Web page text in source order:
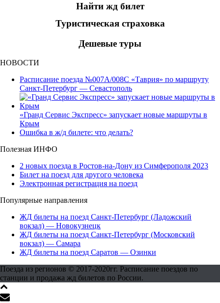
Найти жд билет
Туристическая страховка
Дешевые туры
НОВОСТИ
Расписание поезда №007А/008С «Таврия» по маршруту
Санкт-Петербург — Севастополь
«Гранд Сервис Экспресс» запускает новые маршруты в
Крым
Ошибка в ж/д билете: что делать?
Полезная ИНФО
2 новых поезда в Ростов-на-Дону из Симферополя 2023
Билет на поезд для другого человека
Электронная регистрация на поезд
Популярные направления
ЖД билеты на поезд Санкт-Петербург (Ладожский
вокзал) — Новокузнецк
ЖД билеты на поезд Санкт-Петербург (Московский
вокзал) — Самара
ЖД билеты на поезд Саратов — Озинки
Поезда из регионов © 2017-2020гг. Расписание поездов по
станции и продажа жд билетов по России.